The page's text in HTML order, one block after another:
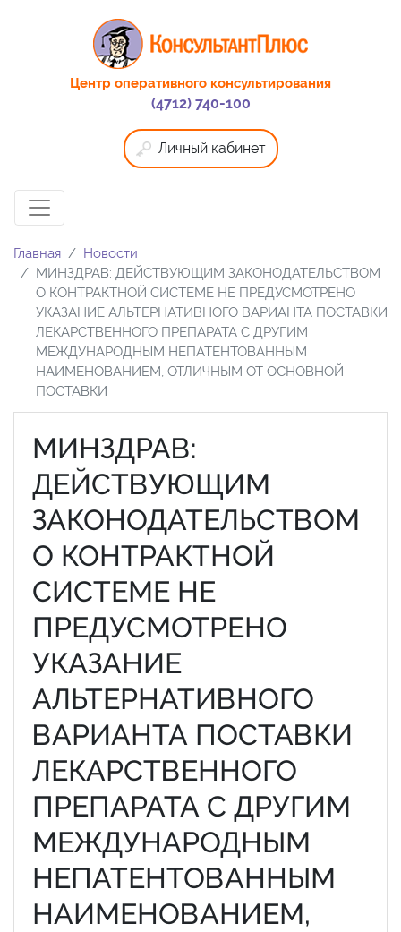
Центр оперативного консультирования
(4712) 740-100
Личный кабинет
Главная
Новости
МИНЗДРАВ: ДЕЙСТВУЮЩИМ ЗАКОНОДАТЕЛЬСТВОМ
О КОНТРАКТНОЙ СИСТЕМЕ НЕ ПРЕДУСМОТРЕНО
УКАЗАНИЕ АЛЬТЕРНАТИВНОГО ВАРИАНТА ПОСТАВКИ
ЛЕКАРСТВЕННОГО ПРЕПАРАТА С ДРУГИМ
МЕЖДУНАРОДНЫМ НЕПАТЕНТОВАННЫМ
НАИМЕНОВАНИЕМ, ОТЛИЧНЫМ ОТ ОСНОВНОЙ
ПОСТАВКИ
МИНЗДРАВ:
ДЕЙСТВУЮЩИМ
ЗАКОНОДАТЕЛЬСТВОМ
О КОНТРАКТНОЙ
СИСТЕМЕ НЕ
ПРЕДУСМОТРЕНО
УКАЗАНИЕ
АЛЬТЕРНАТИВНОГО
ВАРИАНТА ПОСТАВКИ
ЛЕКАРСТВЕННОГО
ПРЕПАРАТА С ДРУГИМ
МЕЖДУНАРОДНЫМ
НЕПАТЕНТОВАННЫМ
НАИМЕНОВАНИЕМ,